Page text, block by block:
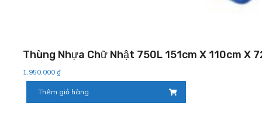
Thùng Nhựa Chữ Nhật 750L 151cm X 110cm X
1,950,000 ₫
Thêm giỏ hàng